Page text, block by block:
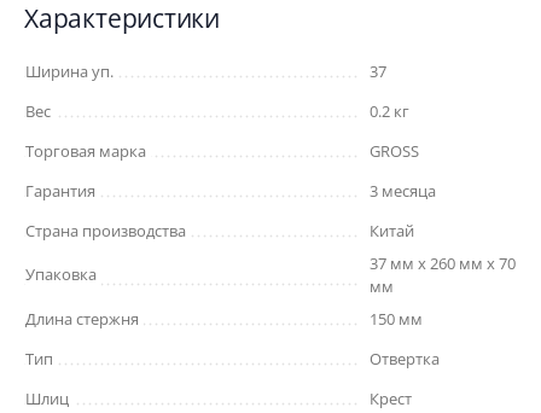
Характеристики
Ширина уп.
37
Вес
0.2 кг
Торговая марка
GROSS
Гарантия
3 месяца
Страна производства
Китай
Упаковка
37 мм x 260 мм x 70
мм
Длина стержня
150 мм
Тип
Отвертка
Шлиц
Крест